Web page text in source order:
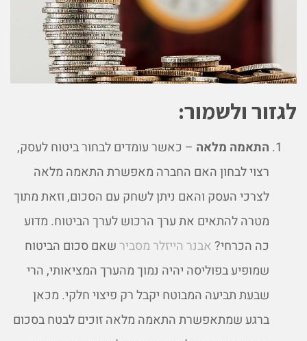
לגזור ולשמור:
התאמה מלאה – כאשר עומדים לבחור ביטוח לעסק,
רצוי לבחון האם החברה מאפשרת התאמה מלאה
לצרכי העסק והאם ניתן לשחק עם הסכום, וזאת מתוך
מטרה להתאים את ערך הרכוש לערך הביטוח. מדוע
כה הכרחי? אבנר הייזלר מסבירשאם סכום הביטוח
שמופיע בפוליסה יהיה נמוך מהערך המציאותי, הרי
שבעת תביעה המבוטח יקבל רק פיצוי חלקי. מכאן
ברגע שמתאפשרת התאמה מלאה זוכים לבטח בסכום